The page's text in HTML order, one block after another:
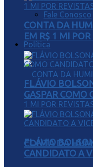
Fale Conosco
Política
CONTA DA
CONTA DA
EM R$ 1 MI
FLÁVIO
GASPAR COMO
FLÁVIO
CANDIDATO A